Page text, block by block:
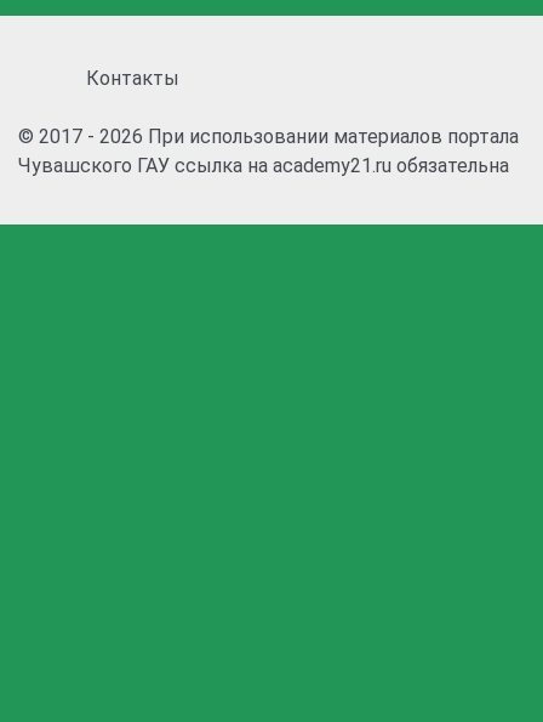
Контакты
© 2017 - 2026 При использовании материалов портала
Чувашского ГАУ ссылка на academy21.ru обязательна